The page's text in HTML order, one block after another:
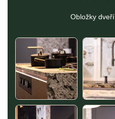
Obložky dveří